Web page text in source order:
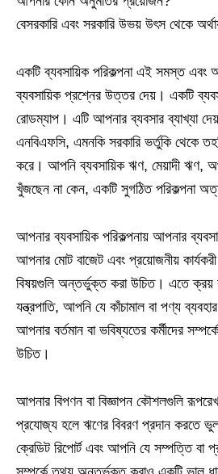
বেসরকারি এবং সরকারি উভয় উৎস থেকে
একটি ব্যবসায়িক পরিকল্পনা এই সমস্ত
ব্যবসায়িক প্রশ্নের উত্তর দেয়। একটি
রোডম্যাপ। এটি আপনার ব্যবসার ব্যাখ্যা
এনবিএফসি, এমনকি সরকারি ভর্তুকি থেকে
করে। আপনি ব্যবসায়িক ঋণ, মেয়াদী ঋণ,
খুঁজছেন না কেন, একটি সুগঠিত পরিকল্পনা
আপনার ব্যবসায়িক পরিকল্পনায় আপনার
আপনার মোট বাজেট এবং প্রয়োজনীয়
বিষয়গুলি অন্তর্ভুক্ত করা উচিত। এতে ক্রয়
যন্ত্রপাতি, আপনি যে কাঁচামাল বা পণ্য
আপনার বর্তমান বা ভবিষ্যতের কর্মীদের
উচিত।
আপনার বিপণন বা বিজ্ঞাপন কৌশলগুলি
প্রযোজ্য হলে ঋণের বিবরণ প্রদান করতে
ক্রেডিট রিপোর্ট এবং আপনি যে সম্পত্তি বা